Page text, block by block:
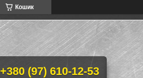
Кошик
+380 (97) 610-12-53